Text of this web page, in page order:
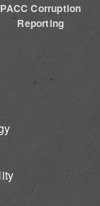
PACC Corruption
Reporting